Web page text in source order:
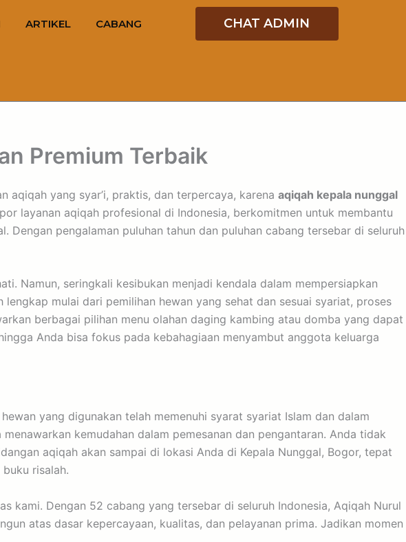
ARTIKEL CABANG CHAT ADMIN
Premium Terbaik
aqiqah yang syar’i, praktis, dan terpercaya, karena aqiqah kepala nunggal
layanan aqiqah profesional di Indonesia, berkomitmen untuk membantu
Dengan pengalaman puluhan tahun dan puluhan cabang tersebar di seluruh
Namun, seringkali kesibukan menjadi kendala dalam mempersiapkan
mulai dari pemilihan hewan yang sehat dan sesuai syariat, proses
berbagai pilihan menu olahan daging kambing atau domba yang dapat
Anda bisa fokus pada kebahagiaan menyambut anggota keluarga
yang digunakan telah memenuhi syarat syariat Islam dan dalam
kemudahan dalam pemesanan dan pengantaran. Anda tidak
aqiqah akan sampai di lokasi Anda di Kepala Nunggal, Bogor, tepat
risalah.
kami. Dengan 52 cabang yang tersebar di seluruh Indonesia, Aqiqah Nurul
atas dasar kepercayaan, kualitas, dan pelayanan prima. Jadikan momen